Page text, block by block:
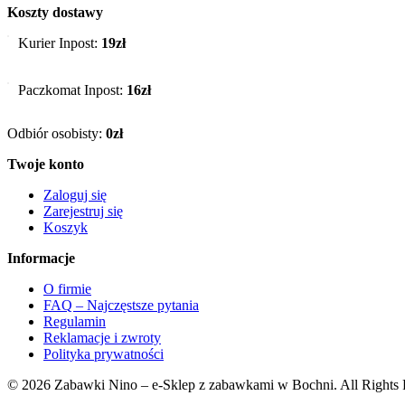
Koszty dostawy
Kurier Inpost: 19zł
Paczkomat Inpost: 16zł
Odbiór osobisty: 0zł
Twoje konto
Zaloguj się
Zarejestruj się
Koszyk
Informacje
O firmie
FAQ – Najczęstsze pytania
Regulamin
Reklamacje i zwroty
Polityka prywatności
© 2026 Zabawki Nino – e-Sklep z zabawkami w Bochni. All Rights